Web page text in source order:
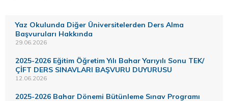
Yaz Okulunda Diğer Üniversitelerden Ders Alma
Başvuruları Hakkında
29.06.2026
2025-2026 Eğitim Öğretim Yılı Bahar Yarıyılı Sonu TEK/
ÇİFT DERS SINAVLARI BAŞVURU DUYURUSU
12.06.2026
2025-2026 Bahar Dönemi Bütünleme Sınav Programı